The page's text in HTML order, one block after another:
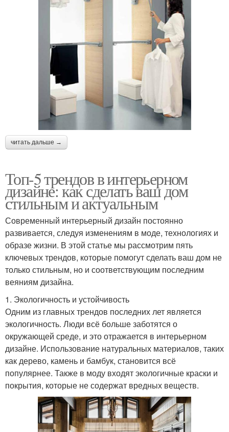
читать дальше →
Топ-5 трендов в интерьерном
дизайне: как сделать ваш дом
стильным и актуальным
Современный интерьерный дизайн постоянно
развивается, следуя изменениям в моде, технологиях и
образе жизни. В этой статье мы рассмотрим пять
ключевых трендов, которые помогут сделать ваш дом не
только стильным, но и соответствующим последним
веяниям дизайна.
1. Экологичность и устойчивость
Одним из главных трендов последних лет является
экологичность. Люди всё больше заботятся о
окружающей среде, и это отражается в интерьерном
дизайне. Использование натуральных материалов, таких
как дерево, камень и бамбук, становится всё
популярнее. Также в моду входят экологичные краски и
покрытия, которые не содержат вредных веществ.